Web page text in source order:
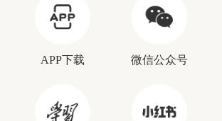
APP下载 微信公众号